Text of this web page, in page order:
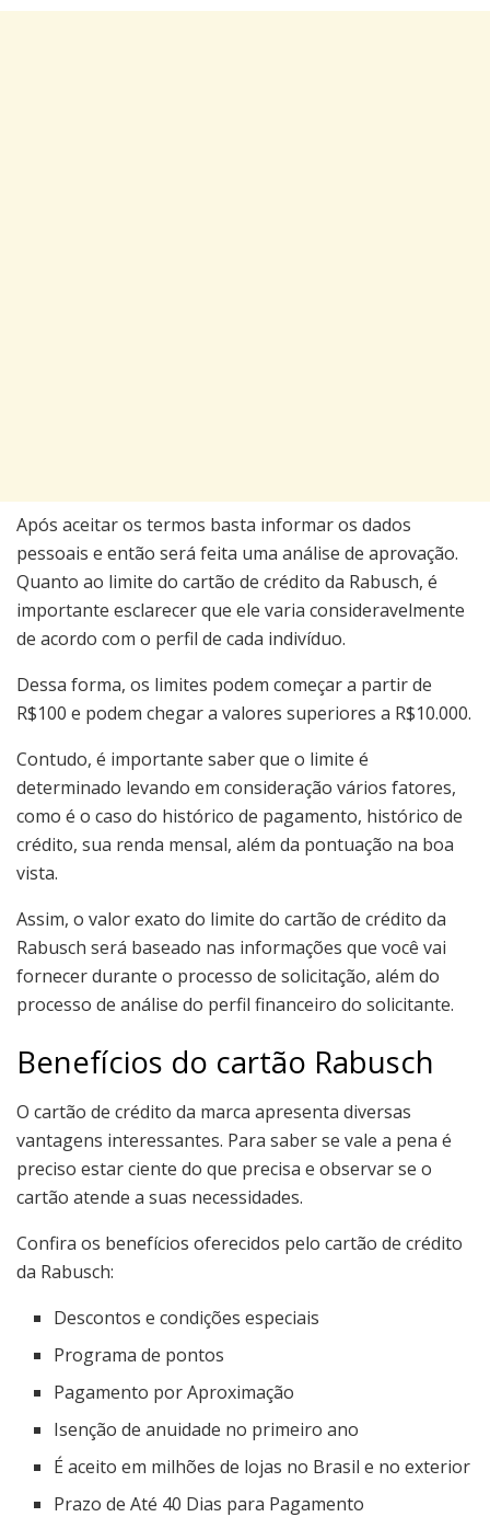
Após aceitar os termos basta informar os dados
pessoais e então será feita uma análise de aprovação.
Quanto ao limite do cartão de crédito da Rabusch, é
importante esclarecer que ele varia consideravelmente
de acordo com o perfil de cada indivíduo.
Dessa forma, os limites podem começar a partir de
R$100 e podem chegar a valores superiores a R$10.000.
Contudo, é importante saber que o limite é
determinado levando em consideração vários fatores,
como é o caso do histórico de pagamento, histórico de
crédito, sua renda mensal, além da pontuação na boa
vista.
Assim, o valor exato do limite do cartão de crédito da
Rabusch será baseado nas informações que você vai
fornecer durante o processo de solicitação, além do
processo de análise do perfil financeiro do solicitante.
Benefícios do cartão Rabusch
O cartão de crédito da marca apresenta diversas
vantagens interessantes. Para saber se vale a pena é
preciso estar ciente do que precisa e observar se o
cartão atende a suas necessidades.
Confira os benefícios oferecidos pelo cartão de crédito
da Rabusch:
Descontos e condições especiais
Programa de pontos
Pagamento por Aproximação
Isenção de anuidade no primeiro ano
É aceito em milhões de lojas no Brasil e no exterior
Prazo de Até 40 Dias para Pagamento